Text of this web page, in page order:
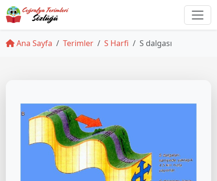
Ana Sayfa Terimler S Harfi S dalgası